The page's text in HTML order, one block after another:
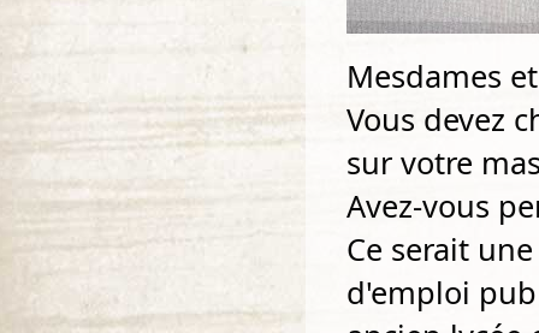
Mesdames
Vous devez
sur votre
Avez-vous
Ce serait
d'emploi